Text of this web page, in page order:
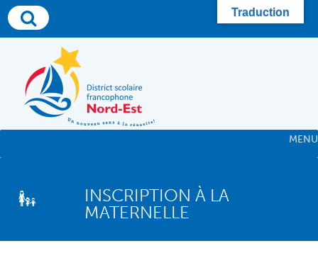
MENU
INSCRIPTION À LA
MATERNELLE
Traduction